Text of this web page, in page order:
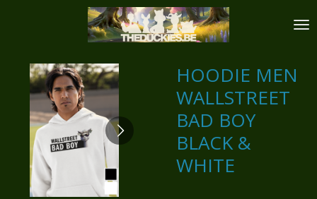
hoofdinhoud
HOODIE MEN
WALLSTREET
BAD BOY
BLACK &
WHITE